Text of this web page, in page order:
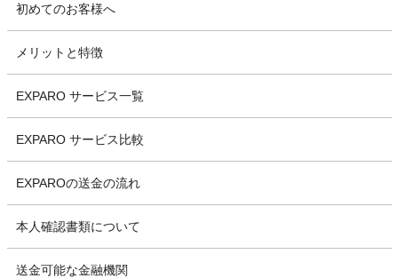
初めてのお客様へ
メリットと特徴
EXPARO サービス一覧
EXPARO サービス比較
EXPAROの送金の流れ
本人確認書類について
送金可能な金融機関